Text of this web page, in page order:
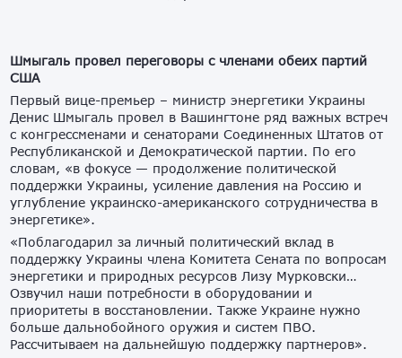
Шмыгаль провел переговоры с членами обеих партий
США
Первый вице-премьер – министр энергетики Украины
Денис Шмыгаль провел в Вашингтоне ряд важных встреч
с конгрессменами и сенаторами Соединенных Штатов от
Республиканской и Демократической партии. По его
словам, «в фокусе — продолжение политической
поддержки Украины, усиление давления на Россию и
углубление украинско-американского сотрудничества в
энергетике».
«Поблагодарил за личный политический вклад в
поддержку Украины члена Комитета Сената по вопросам
энергетики и природных ресурсов Лизу Мурковски…
Озвучил наши потребности в оборудовании и
приоритеты в восстановлении. Также Украине нужно
больше дальнобойного оружия и систем ПВО.
Рассчитываем на дальнейшую поддержку партнеров».